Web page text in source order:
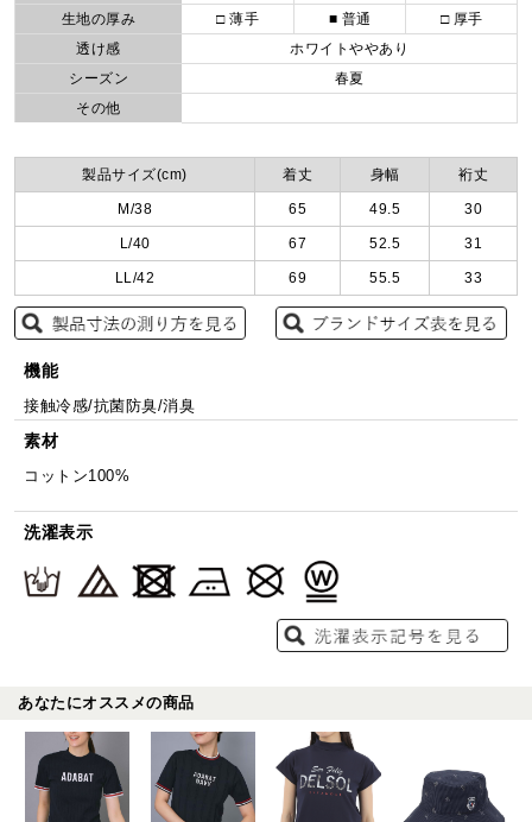
生地の厚み
□ 薄手 ■ 普通
□ 厚手
透け感
ホワイトややあり
シーズン
春夏
その他
製品サイズ(cm) 着丈 身幅 裄丈
M/38 65 49.5 30
L/40 67 52.5 31
LL/42 69 55.5 33
機能
接触冷感/抗菌防臭/消臭
素材
コットン100%
洗濯表示
あなたにオススメの商品